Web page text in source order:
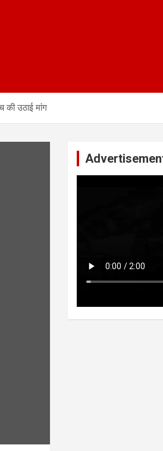
की उठाई मांग